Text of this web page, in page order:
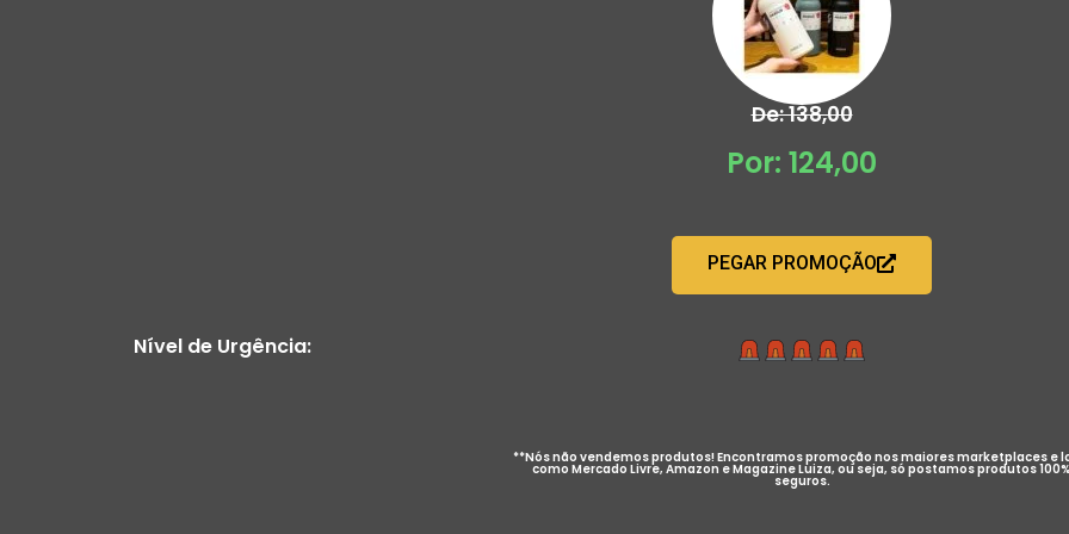
De: 138,00
Por: 124,00
PEGAR PROMOÇÃO
Nível de Urgência:
**Nós não vendemos produtos! Encontramos promoção nos maiores marketplaces e
como Mercado Livre, Amazon e Magazine Luiza, ou seja, só postamos produtos 100%
seguros.